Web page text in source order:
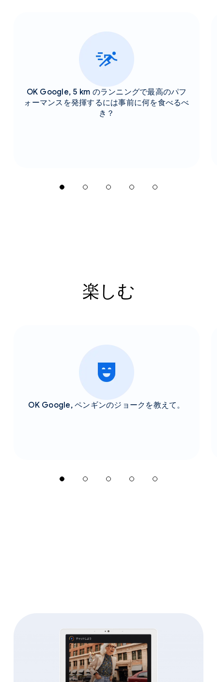
OK Google, 5 km のランニングで最高のパフ
ォーマンスを発揮するには事前に何を食べるべ
き？
楽しむ
OK Google, ペンギンのジョークを教えて。